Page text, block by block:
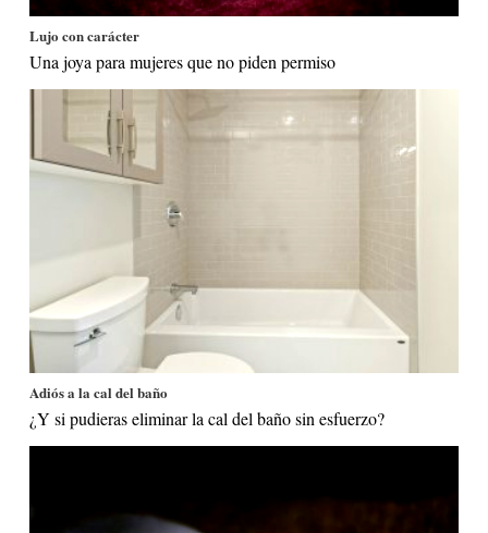
Lujo con carácter
Una joya para mujeres que no piden permiso
Adiós a la cal del baño
¿Y si pudieras eliminar la cal del baño sin esfuerzo?